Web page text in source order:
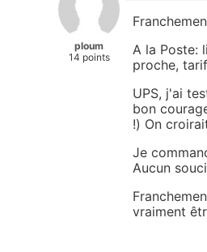
ploum
14 points
A la Poste:
proche,
UPS, j'ai
bon
!) On
Je
Aucun
vraiment